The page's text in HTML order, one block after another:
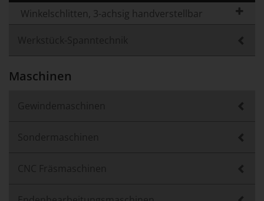
Winkelschlitten, 3-achsig handverstellbar
Maschinen